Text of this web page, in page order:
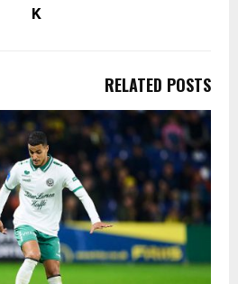
K
RELATED POSTS